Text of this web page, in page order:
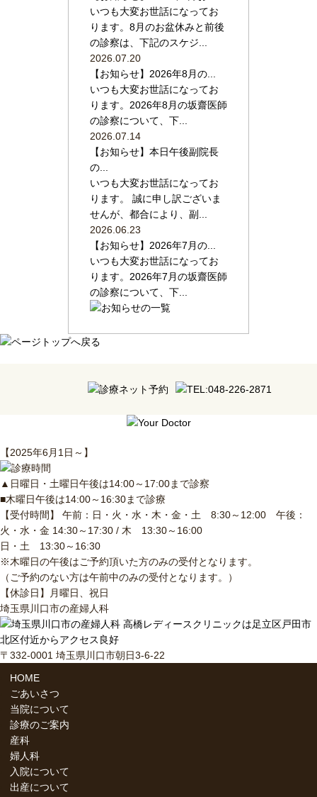
いつも大変お世話になってお
ります。8月のお盆休みと前後
の診察は、下記のスケジ...
2026.07.20
【お知らせ】2026年8月の...
いつも大変お世話になってお
ります。2026年8月の坂齋医師
の診察について、下...
2026.07.14
【お知らせ】本日午後副院長
の...
いつも大変お世話になってお
ります。 誠に申し訳ございま
せんが、都合により、副...
2026.06.23
【お知らせ】2026年7月の...
いつも大変お世話になってお
ります。2026年7月の坂齋医師
の診察について、下...
【2025年6月1日～】
▲日曜日・土曜日午後は14:00～17:00まで診察
■木曜日午後は14:00～16:30まで診療
【受付時間】 午前：日・火・水・木・金・土 8:30～12:00 午後：
火・水・金 14:30～17:30 / 木 13:30～16:00
日・土 13:30～16:30
※木曜日の午後はご予約頂いた方のみの受付となります。
（ご予約のない方は午前中のみの受付となります。）
【休診日】月曜日、祝日
埼玉県川口市の産婦人科
〒332-0001 埼玉県川口市朝日3-6-22
HOME
ごあいさつ
当院について
診療のご案内
産科
婦人科
入院について
出産について